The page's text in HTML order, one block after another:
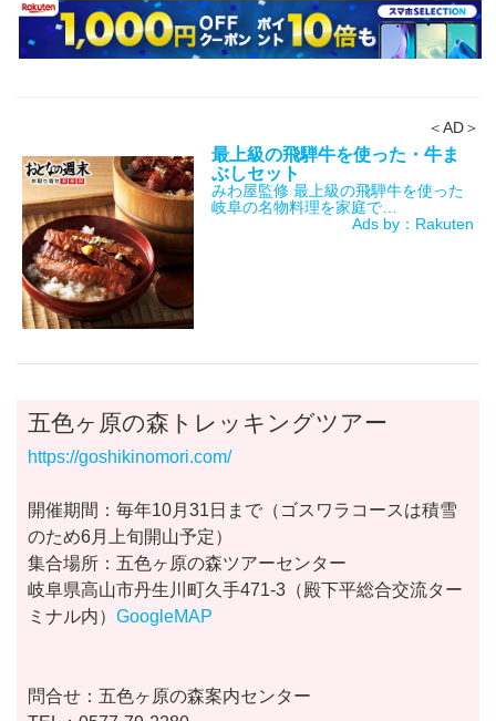
＜AD＞
最上級の飛騨牛を使った・牛ま
ぶしセット
みわ屋監修 最上級の飛騨牛を使った
岐阜の名物料理を家庭で…
Ads by：Rakuten
五色ヶ原の森トレッキングツアー
https://goshikinomori.com/
開催期間：毎年10月31日まで（ゴスワラコースは積雪
のため6月上旬開山予定）
集合場所：五色ヶ原の森ツアーセンター
岐阜県高山市丹生川町久手471-3（殿下平総合交流ター
ミナル内） GoogleMAP
問合せ：五色ヶ原の森案内センター